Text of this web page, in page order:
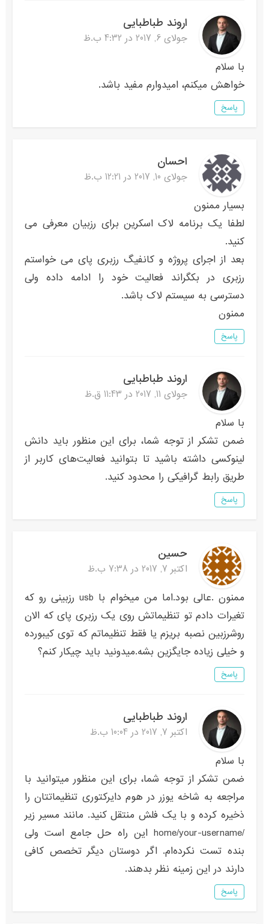
اروند طباطبایی
جولای 6, 2017 در 4:32 ب.ظ
با سلام
خواهش میکنم، امیدوارم مفید باشد.
پاسخ
احسان
جولای 10, 2017 در 12:21 ب.ظ
بسیار ممنون
لطفا یک برنامه لاک اسکرین برای رزبیان معرفی می
کنید.
بعد از اجرای پروژه و کانفیگ رزبری پای می خواستم
رزبری در بکگراند فعالیت خود را ادامه داده ولی
دسترسی به سیستم لاک باشد.
ممنون
پاسخ
اروند طباطبایی
جولای 11, 2017 در 11:43 ق.ظ
با سلام
ضمن تشکر از توجه شما، برای این منظور باید دانش
لینوکسی داشته باشید تا بتوانید فعالیت‌های کاربر از
طریق رابط گرافیکی را محدود کنید.
پاسخ
حسین
اکتبر 7, 2017 در 7:38 ب.ظ
ممنون .عالی بود.اما من میخوام با usb رزبینی رو که
تغیرات دادم تو تنظیماتش روی یک رزبری پای که الان
روشرزبین نصبه بریزم یا فقط تنظیماتم که توی کیبورده
و خیلی زیاده جایگزین بشه.میدونید باید چیکار کنم؟
پاسخ
اروند طباطبایی
اکتبر 7, 2017 در 10:04 ب.ظ
با سلام
ضمن تشکر از توجه شما، برای این منظور میتوانید با
مراجعه به شاخه یوزر در هوم دایرکتوری تنظیماتتان را
ذخیره کرده و با یک فلش منتقل کنید. مانند مسیر زیر
/home/your-username این راه حل جامع است ولی
بنده تست نکرده‌ام. اگر دوستان دیگر تخصص کافی
دارند در این زمینه نظر بدهند.
پاسخ